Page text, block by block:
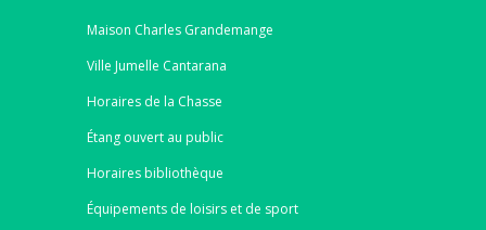
Maison Charles Grandemange
Ville Jumelle Cantarana
Horaires de la Chasse
Étang ouvert au public
Horaires bibliothèque
Équipements de loisirs et de sport